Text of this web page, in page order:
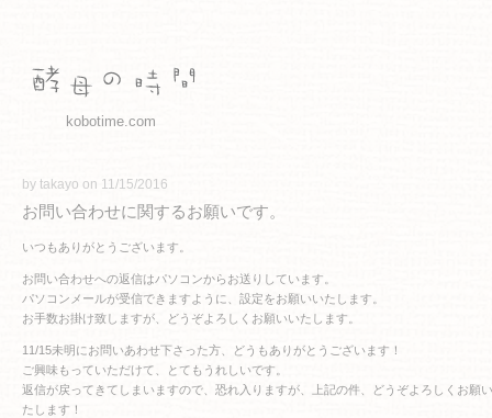
kobotime.com
お問い合わせに関するお願いです。
by takayo on 11/15/2016
いつもありがとうございます。
お問い合わせへの返信はパソコンからお送りしています。
パソコンメールが受信できますように、設定をお願いいたします。
お手数お掛け致しますが、どうぞよろしくお願いいたします。
11/15未明にお問いあわせ下さった方、どうもありがとうございます！
ご興味もっていただけて、とてもうれしいです。
返信が戻ってきてしまいますので、恐れ入りますが、上記の件、どうぞよろしくお願
たします！